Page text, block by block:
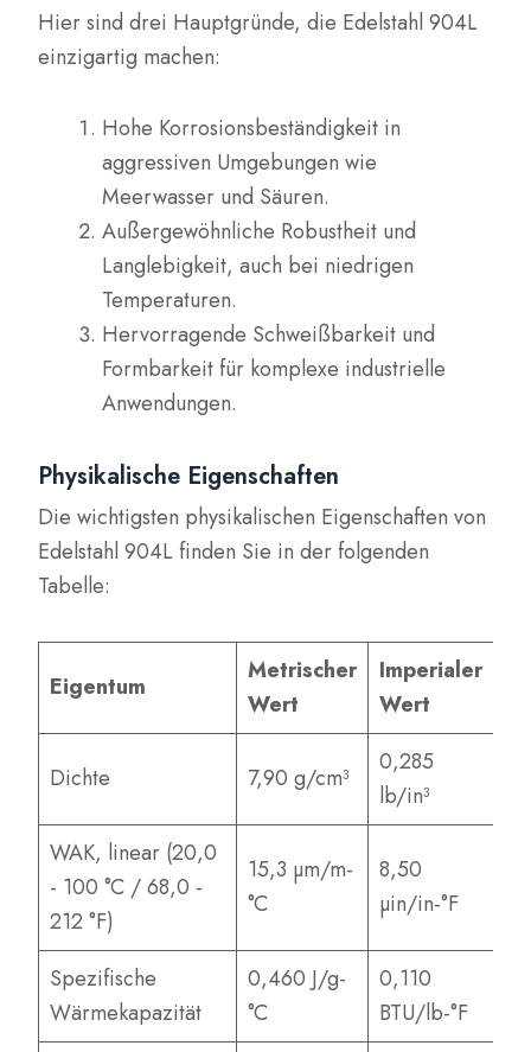
Hier sind drei Hauptgründe, die Edelstahl 904L
einzigartig machen:
Hohe Korrosionsbeständigkeit in
aggressiven Umgebungen wie
Meerwasser und Säuren.
Außergewöhnliche Robustheit und
Langlebigkeit, auch bei niedrigen
Temperaturen.
Hervorragende Schweißbarkeit und
Formbarkeit für komplexe industrielle
Anwendungen.
Physikalische Eigenschaften
Die wichtigsten physikalischen Eigenschaften von
Edelstahl 904L finden Sie in der folgenden
Tabelle:
Eigentum
Metrischer
Wert
Imperialer
Wert
Dichte 7,90 g/cm³
0,285
lb/in³
WAK, linear (20,0
- 100 °C / 68,0 -
212 °F)
15,3 µm/m-
°C
8,50
µin/in-°F
Spezifische
Wärmekapazität
0,460 J/g-
°C
0,110
BTU/lb-°F